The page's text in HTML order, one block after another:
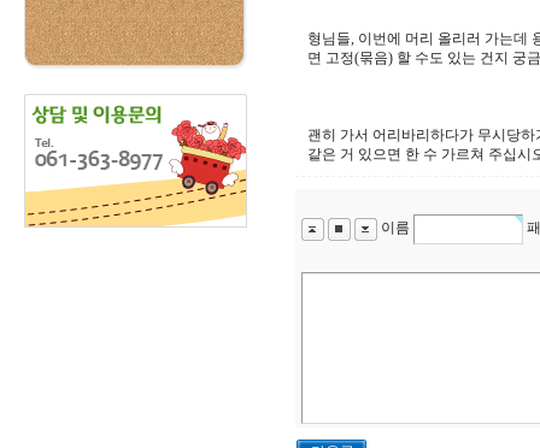
형님들, 이번에 머리 올리러 가는데
면 고정(묶음) 할 수도 있는 건지 궁
괜히 가서 어리바리하다가 무시당
같은 거 있으면 한 수 가르쳐 주십시
이름